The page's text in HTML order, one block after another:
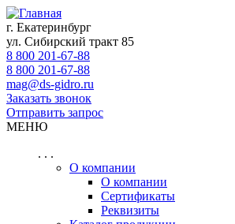
г. Екатеринбург
ул. Сибирский тракт 85
8 800 201-67-88
8 800 201-67-88
mag@ds-gidro.ru
Заказать звонок
Отправить запрос
МЕНЮ
. . .
О компании
О компании
Сертификаты
Реквизиты